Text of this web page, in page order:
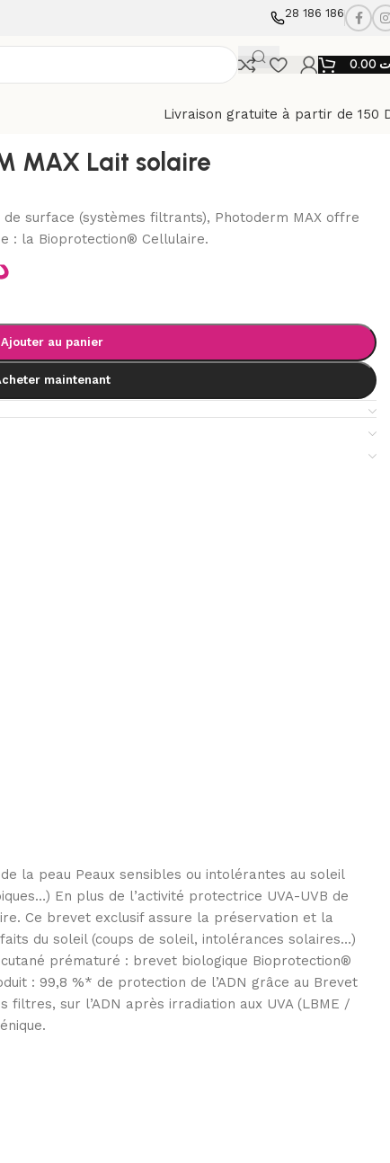
28 186 186
Livraison gratuite à partir de 150
50, 100 ml
MAX Lait solaire
surface (systèmes filtrants), Photoderm MAX offre
: la Bioprotection® Cellulaire.
Ajouter au panier
maintenant
la peau Peaux sensibles ou intolérantes au soleil
En plus de l’activité protectrice UVA-UVB de
Ce brevet exclusif assure la préservation et la
du soleil (coups de soleil, intolérances solaires…)
prématuré : brevet biologique Bioprotection®
: 99,8 %* de protection de l’ADN grâce au Brevet
sur l’ADN après irradiation aux UVA (LBME /